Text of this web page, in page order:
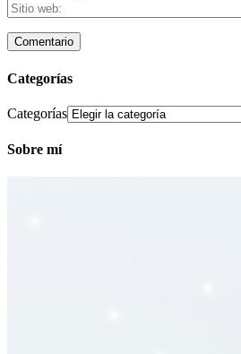
Categorías
Categorías
Sobre mí